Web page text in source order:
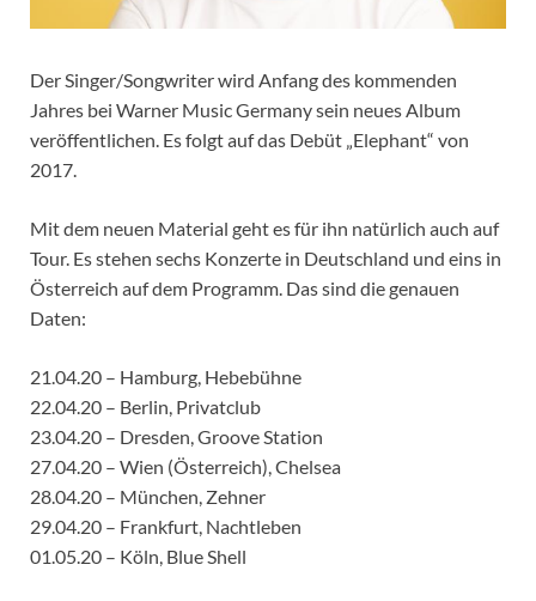
Der Singer/Songwriter wird Anfang des kommenden
Jahres bei Warner Music Germany sein neues Album
veröffentlichen. Es folgt auf das Debüt „Elephant“ von
2017.
Mit dem neuen Material geht es für ihn natürlich auch auf
Tour. Es stehen sechs Konzerte in Deutschland und eins in
Österreich auf dem Programm. Das sind die genauen
Daten:
21.04.20 – Hamburg, Hebebühne
22.04.20 – Berlin, Privatclub
23.04.20 – Dresden, Groove Station
27.04.20 – Wien (Österreich), Chelsea
28.04.20 – München, Zehner
29.04.20 – Frankfurt, Nachtleben
01.05.20 – Köln, Blue Shell